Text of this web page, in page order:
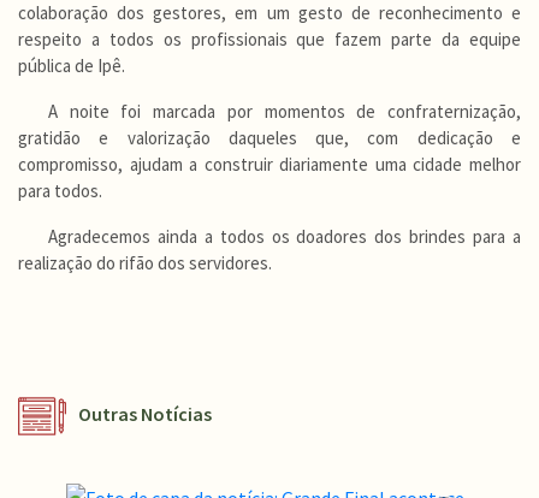
colaboração dos gestores, em um gesto de reconhecimento e
respeito a todos os profissionais que fazem parte da equipe
pública de Ipê.
A noite foi marcada por momentos de confraternização,
gratidão e valorização daqueles que, com dedicação e
compromisso, ajudam a construir diariamente uma cidade melhor
para todos.
Agradecemos ainda a todos os doadores dos brindes para a
realização do rifão dos servidores.
Outras Notícias